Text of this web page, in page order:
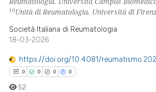
describing whether
mentions, or contrasts
claim, and a label
in which section the
was made.
10Unità di Reumatologia. Università di
Società Italiana di Reumatologia
18-03-2026
https://doi.org/10.4081/
0 0 0 0
52